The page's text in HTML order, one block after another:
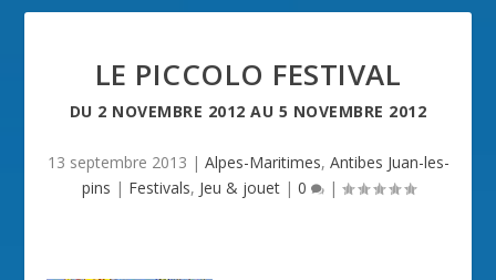
LE PICCOLO FESTIVAL
DU 2 NOVEMBRE 2012 AU 5 NOVEMBRE 2012
13 septembre 2013 | Alpes-Maritimes, Antibes Juan-les-
pins | Festivals, Jeu & jouet| 0 |